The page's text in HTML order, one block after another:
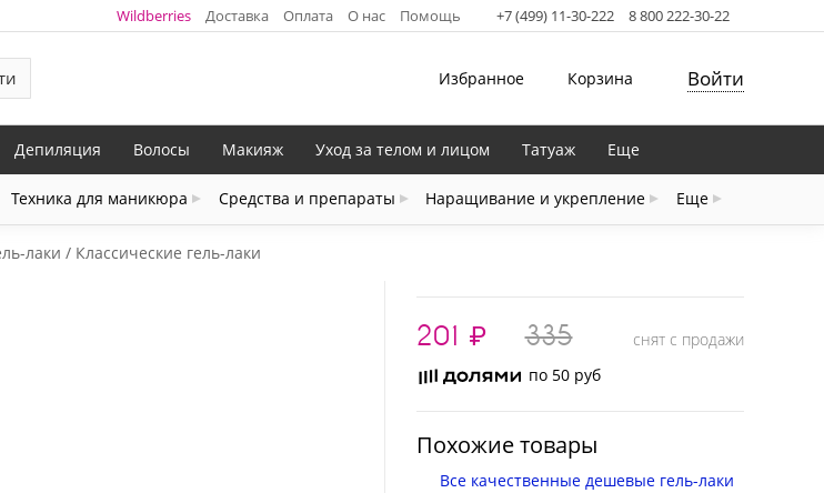
Wildberries Доставка Оплата О нас Помощь +7 (499) 11-30-222 8 800 222-30-22
Избранное Корзина Войти
Техника для маникюра Средства и препараты Наращивание и укрепление Еще
Депиляция Волосы Макияж Уход за телом и лицом Татуаж Еще
лаки Классические гель-лаки
201 ₽ 335
снят с продажи
по 50 руб
Похожие товары
Все качественные дешевые гель-лаки